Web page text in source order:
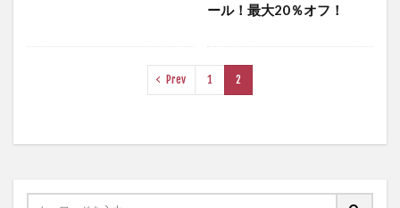
ール！最大20％オフ！
Prev 1 2